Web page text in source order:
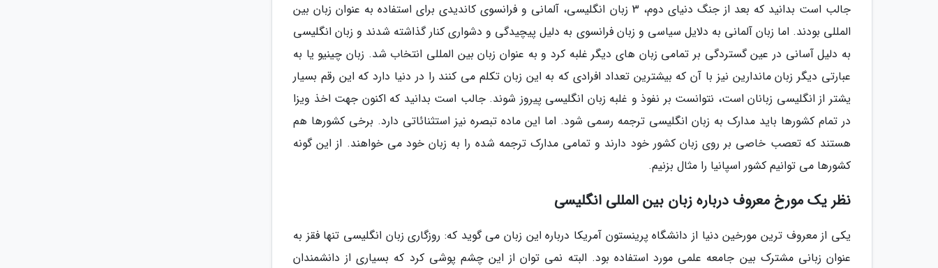
جالب است بدانید که بعد از جنگ دنیای دوم، 3 زبان انگلیسی، آلمانی و فرانسوی کاندیدی برای استفاده به عنوان زبان بین
المللی بودند. اما زبان آلمانی به دلایل سیاسی و زبان فرانسوی به دلیل پیچیدگی و دشواری کنار گذاشته شدند و زبان انگلیسی
به دلیل آسانی در عین گستردگی بر تمامی زبان های دیگر غلبه کرد و به عنوان زبان بین المللی انتخاب شد. زبان چینیو یا به
عبارتی دیگر زبان ماندارین نیز با آن که بیشترین تعداد افرادی که به این زبان تکلم می کنند را در دنیا دارد که این رقم بسیار
یشتر از انگلیسی زبانان است، نتوانست بر نفوذ و غلبه زبان انگلیسی پیروز شوند. جالب است بدانید که اکنون جهت اخذ ویزا
در تمام کشورها باید مدارک به زبان انگلیسی ترجمه رسمی شود. اما این ماده تبصره نیز استثنائاتی دارد. برخی کشورها هم
هستند که تعصب خاصی بر روی زبان کشور خود دارند و تمامی مدارک ترجمه شده را به زبان خود می خواهند. از این گونه
کشورها می توانیم کشور اسپانیا را مثال بزنیم.
نظر یک مورخ معروف درباره زبان بین المللی انگلیسی
یکی از معروف ترین مورخین دنیا از دانشگاه پرینستون آمریکا درباره این زبان می گوید که: روزگاری زبان انگلیسی تنها فقز به
عنوان زبانی مشترک بین جامعه علمی مورد استفاده بود. البته نمی توان از این چشم پوشی کرد که بسیاری از دانشمندان